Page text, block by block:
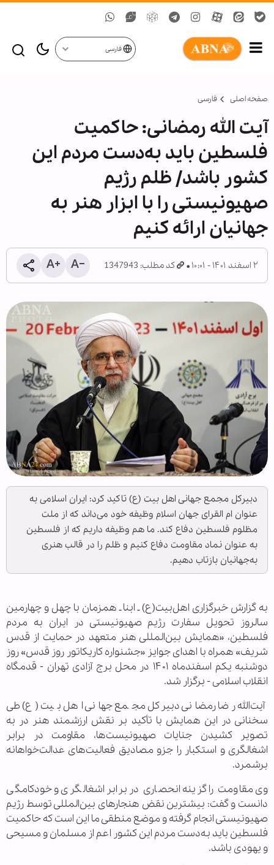
فارسی
صفحه اصلی فارسی
آیت الله رمضانی: حاکمیت
فلسطین باید به‌دست مردم این
کشور باشد/ ظلم رژیم
صهیونیستی را با ابزار هنر به‌
جهانیان ارائه کنیم
۲ اسفند ۱۴۰۱ - ۱۰:۰۱ کد مطلب: 1347943
دبیرکل مجمع جهانی اهل بیت (ع) تاکید کرد: ایران اسلامی به
عنوان ام القرای جهان اسلام وظیفه خود می‌داند که از ملت
مظلوم فلسطین دفاع کند. ما هم وظیفه داریم که از فلسطین
به عنوان نماد مقاومت دفاع کنیم و ظلم را در قالب هنری
به‌جهانیان بازتاب دهیم.
به گزارش خبرگزاری اهل‌بیت(ع) ـ ابنا ـ همزمان با چهل و چهارمین
سالروز تحویل سفارت رژیم صهیونیستی در ایران به مردم
فلسطین، «همایش بین‌المللی هنر متعهد در حمایت از قدس
شریف» همراه با اهدای جوایز «جشنواره کاریکاتور روز قدس» روز
دوشنبه یکم اسفندماه ۱۴۰۱ در محل برج آزادی تهران - قدمگاه
انقلاب اسلامی - برگزار شد.
آیت‌الله رضا رمضانی دبیرکل مجمع جهانی اهل بیت (ع) طی
سخنانی در این همایش با تأکید بر نقش ارزشمند هنر در به
تصویر کشیدن جنایات صهیونیست‌ها، مقاومت در برابر
اشغالگری و استکبار را جزو مصادیق فعالیت‌های عدالت‌خواهانه
برشمرد.
وی مقاومت را گزینه انحصاری در برابر اشغالگری و خودکامگی
دانست و گفت: بیشترین نقض هنجار‌های بین‌المللی توسط رژیم
صهیونیستی انجام گرفته و موضع منطقی ما این است که حاکمیت
فلسطین باید به‌دست مردم این کشور اعم از مسلمان و مسیحی
و یهودی باشد.